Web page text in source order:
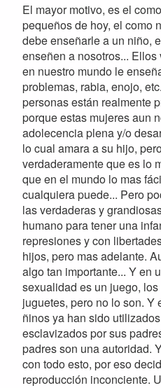
El mayor motivo, es el
pequeños de hoy, el como
debe enseñarle a un niño,
enseñen a nosotros...
en nuestro mundo le
problemas, rabia, enojo,
personas están realmente
porque estas mujeres aun
adolecencia plena y/o
lo cual amara a su hijo,
verdaderamente que es lo
que en el mundo lo mas
cualquiera puede... Pero
las verdaderas y
humano para tener una
represiones y con
hijos, pero mas adelante.
algo tan importante... Y en
sexualidad es un juego,
juguetes, pero no lo son. Y
ñinos ya han sido
esclavizados por sus
padres son una autoridad.
con todo esto, por eso
reproducción inconciente.